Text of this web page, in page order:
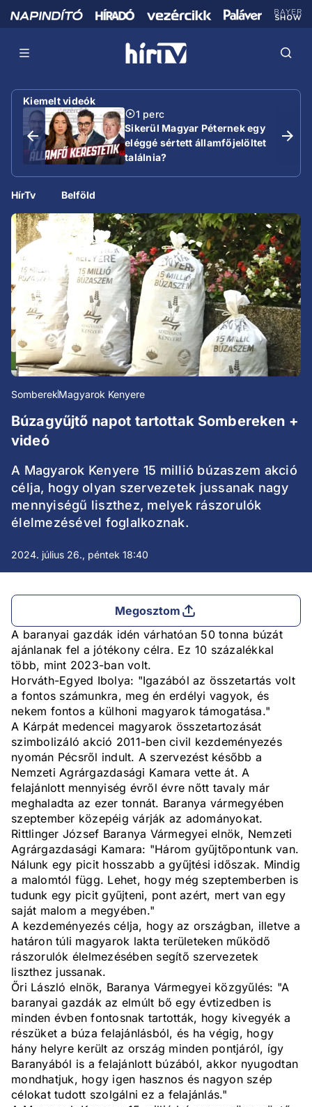
Kiemelt videók
1 perc
Sikerül Magyar Péternek egy
eléggé sértett államfőjelöltet
találnia?
HírTv Belföld
SomberekMagyarok Kenyere
Búzagyűjtő napot tartottak Sombereken +
videó
A Magyarok Kenyere 15 millió búzaszem akció
célja, hogy olyan szervezetek jussanak nagy
mennyiségű liszthez, melyek rászorulók
élelmezésével foglalkoznak.
2024. július 26., péntek 18:40
Megosztom
A baranyai gazdák idén várhatóan 50 tonna búzát
ajánlanak fel a jótékony célra. Ez 10 százalékkal
több, mint 2023-ban volt.
Horváth-Egyed Ibolya: "Igazából az összetartás volt
a fontos számunkra, meg én erdélyi vagyok, és
nekem fontos a külhoni magyarok támogatása."
A Kárpát medencei magyarok összetartozását
szimbolizáló akció 2011-ben civil kezdeményezés
nyomán Pécsről indult. A szervezést később a
Nemzeti Agrárgazdasági Kamara vette át. A
felajánlott mennyiség évről évre nőtt tavaly már
meghaladta az ezer tonnát. Baranya vármegyében
szeptember közepéig várják az adományokat.
Rittlinger József Baranya Vármegyei elnök, Nemzeti
Agrárgazdasági Kamara: "Három gyűjtőpontunk van.
Nálunk egy picit hosszabb a gyűjtési időszak. Mindig
a malomtól függ. Lehet, hogy még szeptemberben is
tudunk egy picit gyűjteni, pont azért, mert van egy
saját malom a megyében."
A kezdeményezés célja, hogy az országban, illetve a
határon túli magyarok lakta területeken működő
rászorulók élelmezésében segítő szervezetek
liszthez jussanak.
Őri László elnök, Baranya Vármegyei közgyűlés: "A
baranyai gazdák az elmúlt bő egy évtizedben is
minden évben fontosnak tartották, hogy kivegyék a
részüket a búza felajánlásból, és ha végig, hogy
hány helyre került az ország minden pontjáról, így
Baranyából is a felajánlott búzából, akkor nyugodtan
mondhatjuk, hogy igen hasznos és nagyon szép
célokat tudott szolgálni ez a felajánlás."